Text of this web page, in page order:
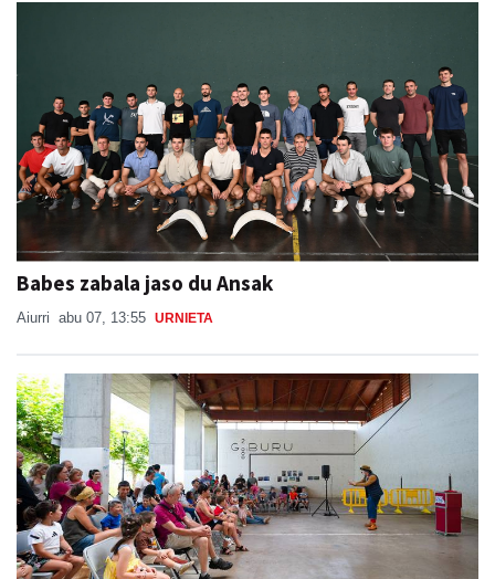
Babes zabala jaso du Ansak
Aiurri abu 07, 13:55 URNIETA